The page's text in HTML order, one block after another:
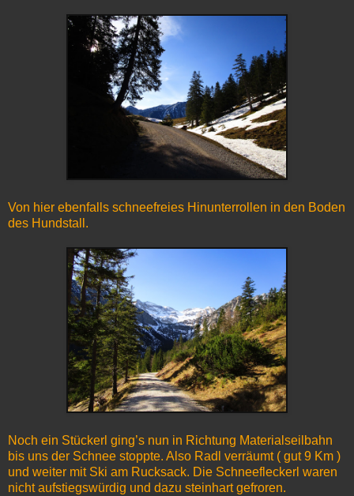
Von hier ebenfalls schneefreies Hinunterrollen in den Boden
des Hundstall.
Noch ein Stückerl ging’s nun in Richtung Materialseilbahn
bis uns der Schnee stoppte. Also Radl verräumt ( gut 9 Km )
und weiter mit Ski am Rucksack. Die Schneefleckerl waren
nicht aufstiegswürdig und dazu steinhart gefroren.